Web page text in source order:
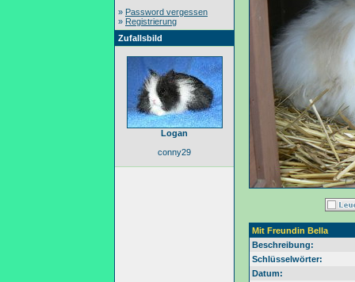
» Password vergessen
» Registrierung
Zufallsbild
Logan
conny29
Mit Freundin Bella
Beschreibung:
Schlüsselwörter:
Datum: